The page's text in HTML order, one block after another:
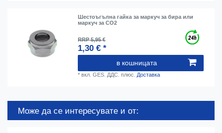
Шестоъгълна гайка за маркуч за бира или
маркуч за CO2
RRP 5,95 €
1,30 € *
в кошницата
*вкл. GES. ДДС. плюс. Доставка
Може да се интересувате и от: